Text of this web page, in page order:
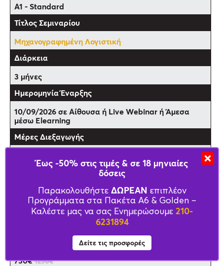
Α1 - Standard
Μηχανογραφημένη Λογιστική
3 μήνες
10/09/2026 σε Αίθουσα ή Live Webinar ή Άμεσα
μέσω Elearning
18:00-21:15
750€1250€
Έως -50% στις τιμές & σε 18 μηνιαίες
δόσεις
ΠαρακολουθήστεΔΩΡΕΑΝ επιπλέον
Προγράμματα στα Πακέτα Α6 & Golden –
Καλέστε μας να σας Ενημερώσουμε 210-
6231894
Δείτε τις προσφορές